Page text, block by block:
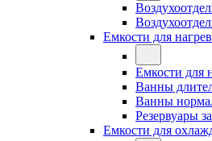
Емкости для
Емкости для
Ванны
Ванны
Резервуары
Емкости для